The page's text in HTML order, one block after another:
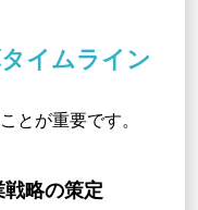
イムライン
とが重要です。
略の策定